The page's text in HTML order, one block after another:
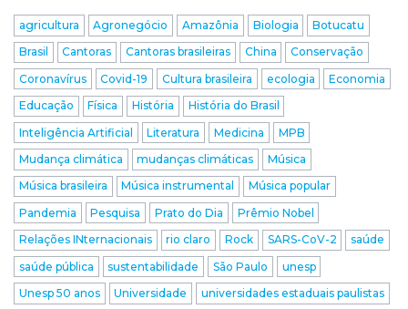
agricultura Agronegócio Amazônia Biologia
Botucatu
Brasil
Cantoras Cantoras brasileiras China
Conservação
Coronavírus
Covid-19 Cultura brasileira ecologia
Economia
Educação
Física História
História do Brasil
Inteligência Artificial
Literatura Medicina
MPB
Mudança climática
mudanças climáticas
Música
Música brasileira
Música instrumental
Música popular
Pandemia
Pesquisa Prato do Dia
Prêmio Nobel
Relações INternacionais
rio claro Rock SARS-CoV-2
saúde
saúde pública
sustentabilidade São Paulo
unesp
Unesp 50 anos
Universidade universidades estaduais paulistas